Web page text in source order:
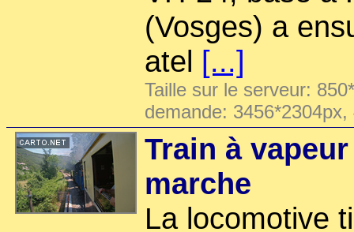
(Vosges) a
atel [...]
Taille sur le serveur:
demande:
Train à
marche
La locomotive